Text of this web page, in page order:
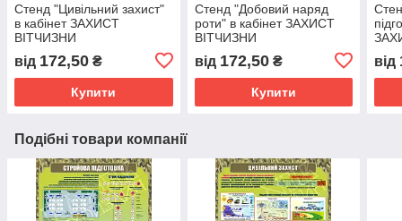
Стенд "Цивільний захист"
в кабінет ЗАХИСТ
ВІТЧИЗНИ
від 172,50 ₴
Купити
Стенд "Добовий наряд
роти" в кабінет ЗАХИСТ
ВІТЧИЗНИ
від 172,50₴
Купити
від
Подібні товари компанії